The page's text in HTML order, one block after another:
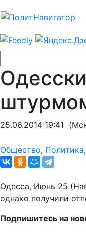
25.06.2014 19:41
Общество, Политика,
Одесса, Июнь 25
однако получили
Подпишитесь на